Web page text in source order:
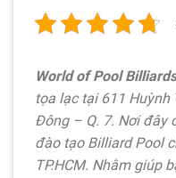
World of Pool
tọa lạc tại 611 Huỳnh
Đông – Q. 7. Nơi đây
đào tạo Billiard Pool
TP.HCM. Nhằm giúp